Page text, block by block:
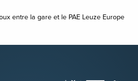
entre la gare et le PAE Leuze Europe